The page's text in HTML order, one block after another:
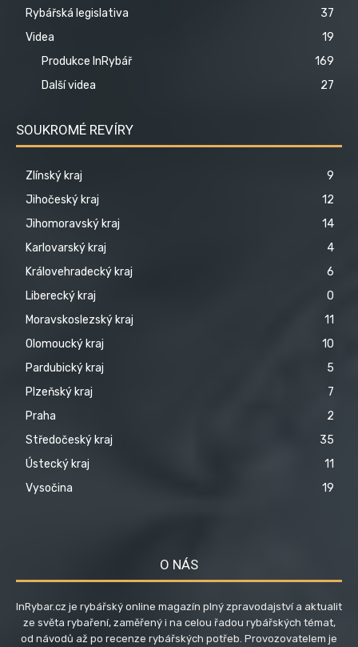
Rybářská legislativa
37
Videa
19
Produkce InRybář
169
Další videa
27
SOUKROMÉ REVÍRY
Zlínský kraj
9
Jihočeský kraj
12
Jihomoravský kraj
14
Karlovarský kraj
4
Královehradecký kraj
6
Liberecký kraj
0
Moravskoslezský kraj
11
Olomoucký kraj
10
Pardubický kraj
5
Plzeňský kraj
7
Praha
2
Středočeský kraj
35
Ústecký kraj
11
Vysočina
19
O NÁS
InRybar.cz je rybářský online magazín plný zpravodajství a aktualit
ze světa rybaření, zaměřený i na celou řadou rybářských témat,
od návodů až po recenze rybářských potřeb. Provozovatelem je